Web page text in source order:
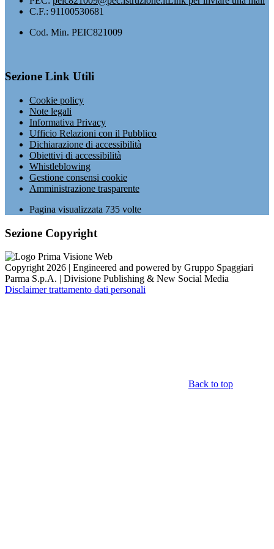
C.F.: 91100530681
Cod. Min. PEIC821009
Sezione Link Utili
Cookie policy
Note legali
Informativa Privacy
Ufficio Relazioni con il Pubblico
Dichiarazione di accessibilità
Obiettivi di accessibilità
Whistleblowing
Gestione consensi cookie
Amministrazione trasparente
Pagina visualizzata 735 volte
Sezione Copyright
Copyright 2026 | Engineered and powered by Gruppo Spaggiari
Parma S.p.A. | Divisione Publishing & New Social Media
Disclaimer trattamento dati personali
Back to top